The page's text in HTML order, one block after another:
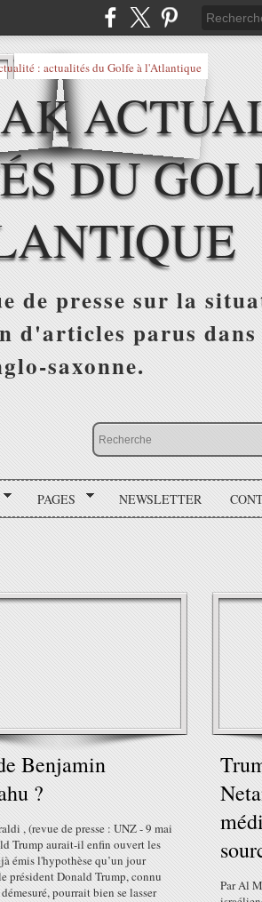
DU
de presse sur la
parus dans
saxonne.
PAGES NEWSLETTER
Benjamin
?
, (revue de presse : UNZ - 9 mai
Trump aurait-il enfin ouvert les
émis l'hypothèse qu’un jour
président Donald Trump, connu
pourrait bien se lasser
Par Al